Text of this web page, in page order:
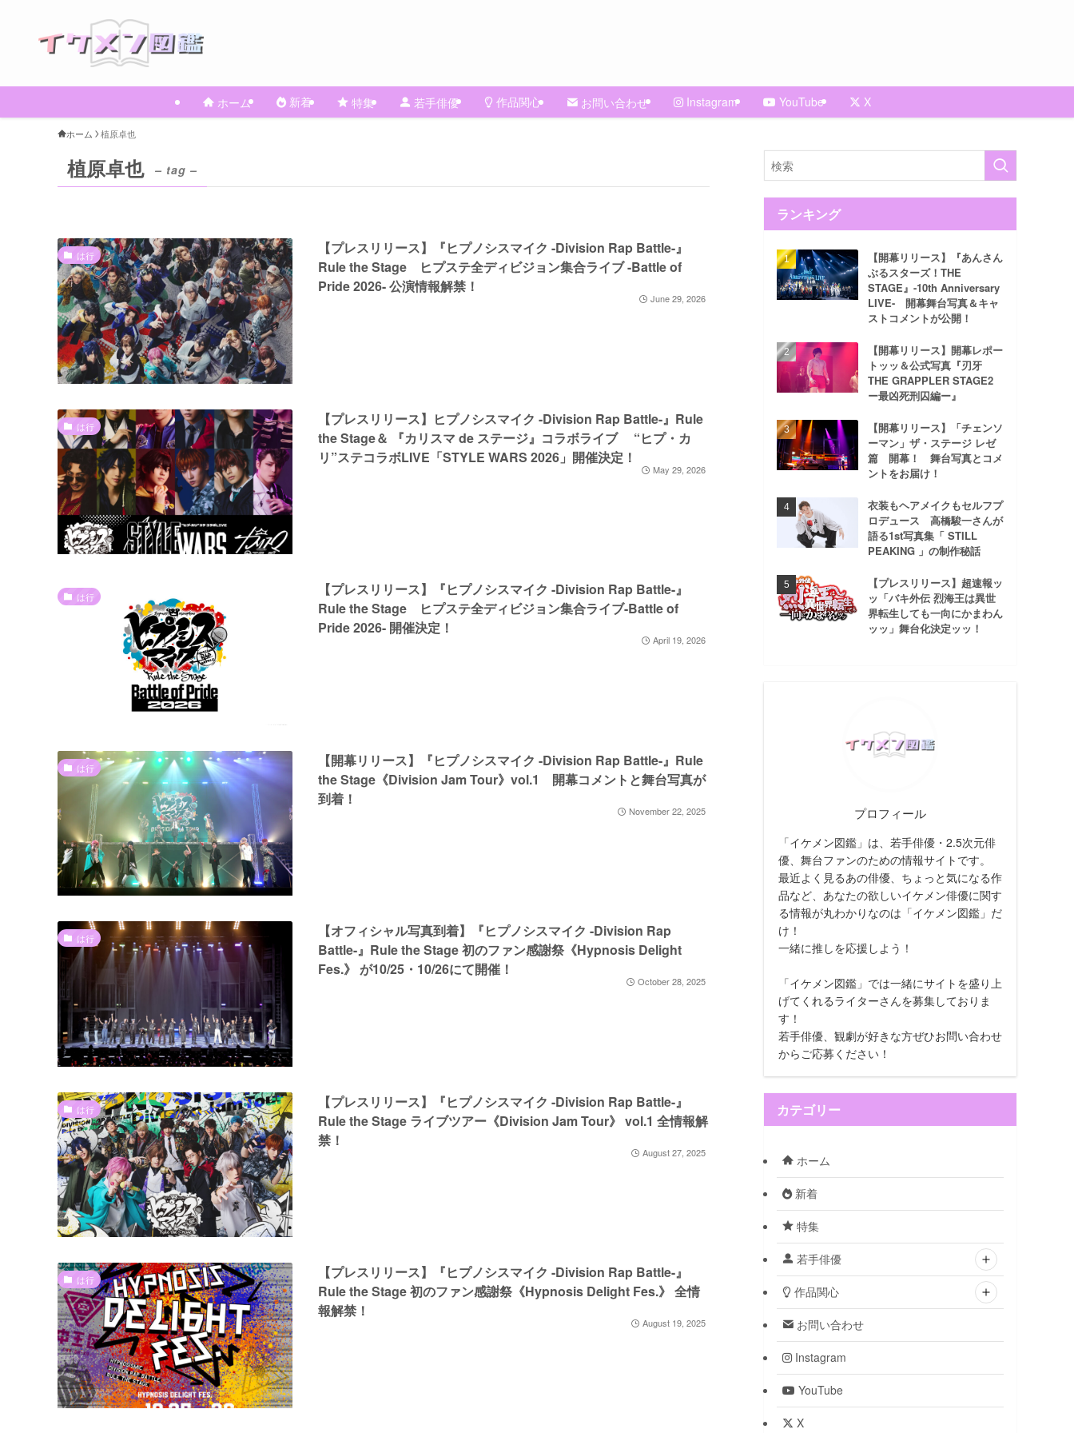
ホーム 新着 特集 若手俳優 作品関心 お問い合わせ Instagram YouTube X
ホーム 植原卓也
植原卓也 – tag –
は行
【プレスリリース】『ヒプノシスマイク -Division Rap Battle-』
Rule the Stage ヒプステ全ディビジョン集合ライブ -Battle of
Pride 2026- 公演情報解禁！
June 29, 2026
は行
【プレスリリース】ヒプノシスマイク -Division Rap Battle-』Rule
the Stage＆ 『カリスマ de ステージ』コラボライブ “ヒプ・カ
リ”ステコラボLIVE「STYLE WARS 2026」開催決定！
May 29, 2026
は行
【プレスリリース】『ヒプノシスマイク -Division Rap Battle-』
Rule the Stage ヒプステ全ディビジョン集合ライブ-Battle of
Pride 2026- 開催決定！
April 19, 2026
は行
【開幕リリース】『ヒプノシスマイク -Division Rap Battle-』Rule
the Stage《Division Jam Tour》vol.1 開幕コメントと舞台写真が
到着！
November 22, 2025
は行
【オフィシャル写真到着】『ヒプノシスマイク -Division Rap
Battle-』Rule the Stage 初のファン感謝祭《Hypnosis Delight
Fes.》 が10/25・10/26にて開催！
October 28, 2025
は行
【プレスリリース】『ヒプノシスマイク -Division Rap Battle-』
Rule the Stage ライブツアー《Division Jam Tour》 vol.1 全情報解
禁！
August 27, 2025
は行
【プレスリリース】『ヒプノシスマイク -Division Rap Battle-』
Rule the Stage 初のファン感謝祭《Hypnosis Delight Fes.》 全情
報解禁！
August 19, 2025
ランキング
【開幕リリース】『あんさん
ぶるスターズ！THE
STAGE』-10th Anniversary
LIVE- 開幕舞台写真＆キャ
ストコメントが公開！
【開幕リリース】開幕レポー
トッッ＆公式写真『刃牙
THE GRAPPLER STAGE2
ー最凶死刑囚編ー』
【開幕リリース】「チェンソ
ーマン」ザ・ステージ レゼ
篇 開幕！ 舞台写真とコメ
ントをお届け！
衣装もヘアメイクもセルフプ
ロデュース 高橋駿一さんが
語る1st写真集「 STILL
PEAKING 」の制作秘話
【プレスリリース】超速報ッ
ッ「バキ外伝 烈海王は異世
界転生しても一向にかまわん
ッッ」舞台化決定ッッ！
プロフィール
「イケメン図鑑」は、若手俳優・2.5次元俳
優、舞台ファンのための情報サイトです。
最近よく見るあの俳優、ちょっと気になる作
品など、あなたの欲しいイケメン俳優に関す
る情報が丸わかりなのは「イケメン図鑑」だ
け！
一緒に推しを応援しよう！
「イケメン図鑑」では一緒にサイトを盛り上
げてくれるライターさんを募集しておりま
す！
若手俳優、観劇が好きな方ぜひお問い合わせ
からご応募ください！
カテゴリー
ホーム
新着
特集
若手俳優
作品関心
お問い合わせ
Instagram
YouTube
X